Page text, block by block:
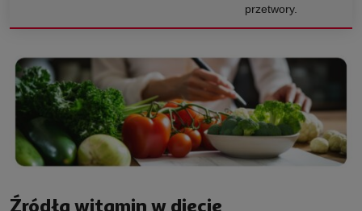
przetwory.
Źródła witamin w diecie